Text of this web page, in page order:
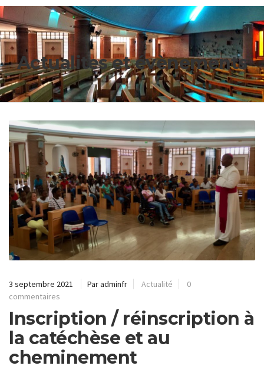
Actualites et évènements
3 septembre 2021 Par adminfr Actualité
0
commentaires
Inscription / réinscription à
la catéchèse et au
cheminement